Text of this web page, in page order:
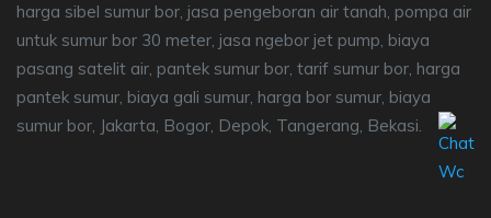
harga sibel sumur bor, jasa pengeboran air tanah, pompa air
untuk sumur bor 30 meter, jasa ngebor jet pump, biaya
pasang satelit air, pantek sumur bor, tarif sumur bor, harga
pantek sumur, biaya gali sumur, harga bor sumur, biaya
sumur bor, Jakarta, Bogor, Depok, Tangerang, Bekasi.